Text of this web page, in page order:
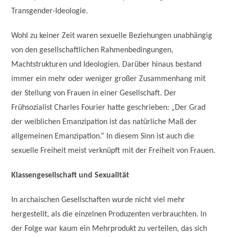
Transgender-Ideologie.
Wohl zu keiner Zeit waren sexuelle Beziehungen unabhängig
von den gesellschaftlichen Rahmenbedingungen,
Machtstrukturen und Ideologien. Darüber hinaus bestand
immer ein mehr oder weniger großer Zusammenhang mit
der Stellung von Frauen in einer Gesellschaft. Der
Frühsozialist Charles Fourier hatte geschrieben: „Der Grad
der weiblichen Emanzipation ist das natürliche Maß der
allgemeinen Emanzipation.“ In diesem Sinn ist auch die
sexuelle Freiheit meist verknüpft mit der Freiheit von Frauen.
Klassengesellschaft und Sexualität
In archaischen Gesellschaften wurde nicht viel mehr
hergestellt, als die einzelnen Produzenten verbrauchten. In
der Folge war kaum ein Mehrprodukt zu verteilen, das sich